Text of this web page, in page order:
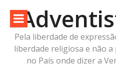
para
conteúdoPela liberdade de
liberdade religiosa e não
no País onde dizer a